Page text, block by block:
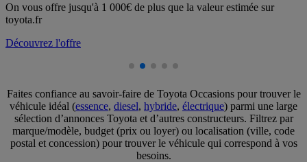
On vous offre jusqu'à 1 000€ de plus que la valeur estimée sur
toyota.fr
Découvrez l'offre
Faites confiance au savoir-faire de Toyota Occasions pour trouver le
véhicule idéal (essence, diesel, hybride, électrique) parmi une large
sélection d’annonces Toyota et d’autres constructeurs. Filtrez par
marque/modèle, budget (prix ou loyer) ou localisation (ville, code
postal et concession) pour trouver le véhicule qui correspond à vos
besoins.